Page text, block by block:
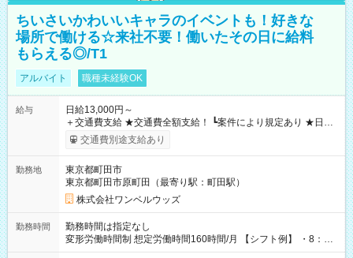
ちいさいかわいいキャラのイベントも！好きな
場所で働ける☆来社不要！働いたその日に給料
もらえる◎/T1
アルバイト 職種未経験OK
給与
日給13,000円～
＋交通費支給 ★交通費全額支給！ ┗案件により規定あり ★日払
いOK！（規定あり） ┗働いたその日に現金GET♪ お仕事後はコ
ンビニATMから 日払い分を引き落とせます！ 【試用期間】試
交通費別途支給あり
勤務地
東京都町田市
東京都町田市原町田（最寄り駅：町田駅）
株式会社ワンベルウッズ
勤務時間
勤務時間は指定なし
変形労働時間制 想定労働時間160時間/月 【シフト例】 ・8：00
～21：00